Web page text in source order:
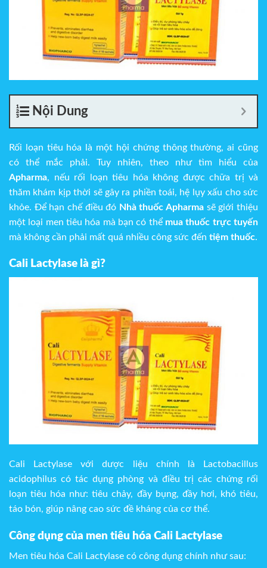
Nội Dung
Rối loạn tiêu hóa là một hội chứng thông thường, ai cũng
có thể mắc phải. Tuy nhiên, theo như tìm hiểu của
Apharma, nếu rối loạn tiêu hóa không được chữa trị và
thăm khám kịp thời sẽ gây ra phiền toái, hệ lụy xấu cho sức
khỏe. Để hạn chế điều đó Nhà thuốc Apharma sẽ giới thiệu
một loại men tiêu hóa mà bạn có thể mua thuốc trực tuyến
mà không cần phải mất quá nhiều công sức đến tiệm thuốc.
Cali Lactylase là gì?
Cali Lactylase với dược liệu chính là Lactobacillus
acidophilus có tác dụng phòng và điều trị các chứng rối
loạn tiêu hóa như: tiêu chảy, đầy bụng, đầy hơi, khó tiêu,
táo bón, giúp nâng cao sức đề kháng của cơ thể.
Công dụng của men tiêu hóa Cali Lactylase
Men tiêu hóa Cali Lactylase có công dụng chính như sau: